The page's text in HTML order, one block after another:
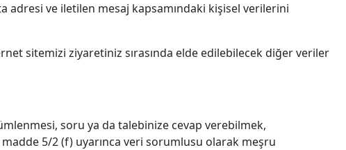
adresi ve iletilen mesaj kapsamındaki kişisel verilerini
sitemizi ziyaretiniz sırasında elde edilebilecek diğer veriler
soru ya da talebinize cevap verebilmek,
5/2 (f) uyarınca veri sorumlusu olarak meşru